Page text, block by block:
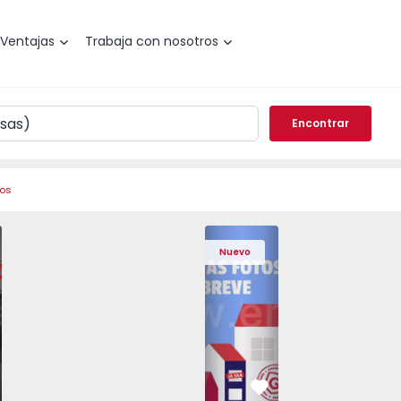
Ventajas Trabaja con nosotros
Encontrar
Pedrouços - 1575536 - 7
T3 Maia, Pedrouços - 1575536 - 9
Apartamento T3 Maia, Pedrouços - 1575536 - 8
Apartamento T3 Maia, Pedrouços - 1575536 - 12
Apartamento T3 Maia, Pedrouços -
Apartamento T3 Maia,
Apartamento
Nuevo
Apartamento T3 Porto,
Favorito